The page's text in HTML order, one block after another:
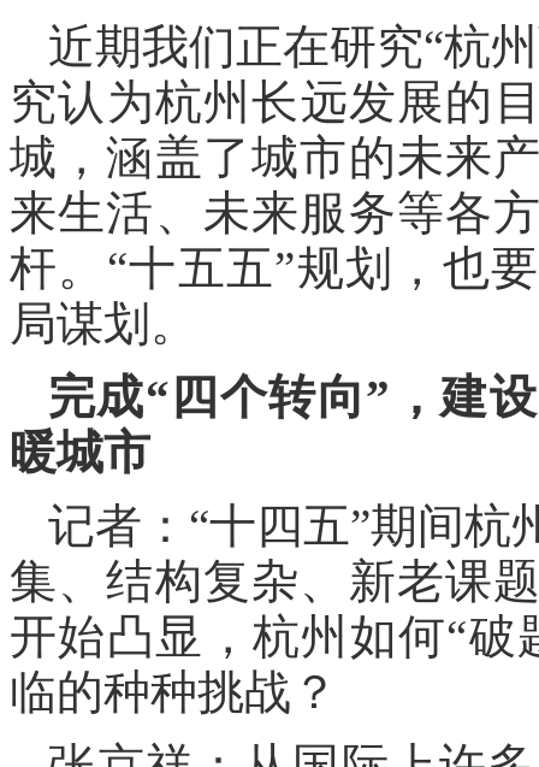
近期我们正在研究“杭
究认为杭州长远发展的
城，涵盖了城市的未来
来生活、未来服务等各
杆。“十五五”规划，也
局谋划。
完成“四个转向”，建
暖城市
记者：“十四五”期间
集、结构复杂、新老课
开始凸显，杭州如何“
临的种种挑战？